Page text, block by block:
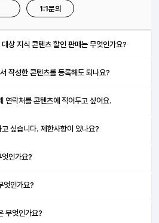
1:1문의
상 지식 콘텐츠 할인 판매는 무엇인가요?
작성한 콘텐츠를 등록해도 되나요?
연락처를 콘텐츠에 적어두고 싶어요.
싶습니다. 제한사항이 있나요?
인가요?
엇인가요?
무엇인가요?